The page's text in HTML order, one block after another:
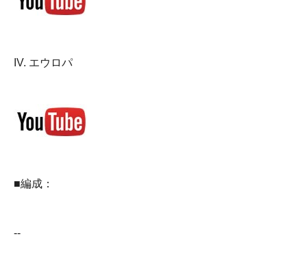
IV. エウロパ
■編成：
--